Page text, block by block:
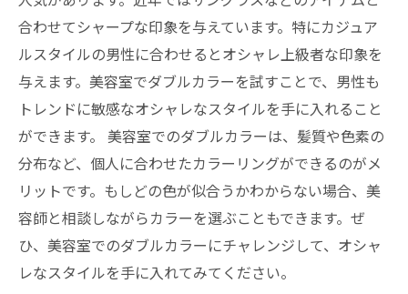
合わせてシャープな印象を与えています。特にカジュア
ルスタイルの男性に合わせるとオシャレ上級者な印象を
与えます。美容室でダブルカラーを試すことで、男性も
トレンドに敏感なオシャレなスタイルを手に入れること
ができます。 美容室でのダブルカラーは、髪質や色素の
分布など、個人に合わせたカラーリングができるのがメ
リットです。もしどの色が似合うかわからない場合、美
容師と相談しながらカラーを選ぶこともできます。ぜ
ひ、美容室でのダブルカラーにチャレンジして、オシャ
レなスタイルを手に入れてみてください。